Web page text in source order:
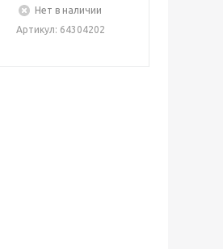
Нет в наличии
Артикул: 64304202